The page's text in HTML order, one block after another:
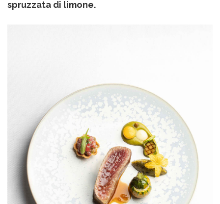
spruzzata di limone.